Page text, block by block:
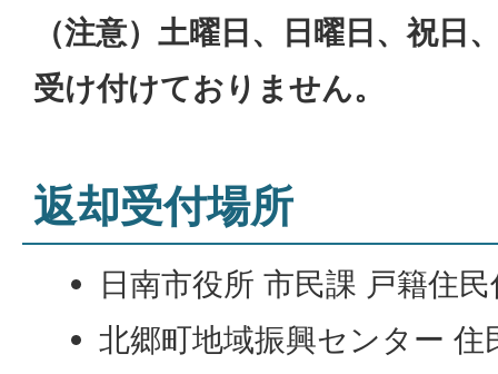
（注意）土曜日、日曜日、祝日
受け付けておりません。
返却受付場所
日南市役所 市民課 戸籍住民
北郷町地域振興センター 住